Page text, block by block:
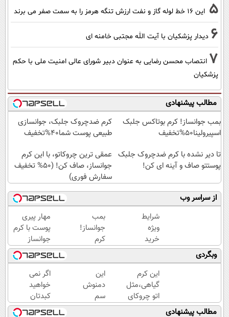
5 این 16 خط لوله گاز و نفت ارزش تنگه هرمز را به سمت صفر می برند
6 دیدار پزشکیان با آیت الله مجتبی خامنه ای
7 انتصاب محسن رضایی به عنوان دبیر شورای عالی امنیت ملی با حکم
پزشکیان
مطالب پیشنهادی
بمب جوانساز! کرم بوتاکس جلبک
اسپیرولینا50%تخفیف
کرم ضدچروک جلبک، جوانسازی
طبیعی پوست شما40%تخفیف
تا دیر نشده با کرم ضدچروک جلبک
پوستتو صاف و آینه ای کن!
عمقی ترین چروکاتو، با این کرم
جوانساز، صاف کن! (50% تخفیف
سفارش فوری)
از سراسر وب
شرایط
ویژه
خرید
کرم
بوتاکس
گیاهی
تا پایان
امشب!
بمب
جوانساز!
کرم
بوتاکس
جلبک
اسپیرولینا50%تخفیف
مهار پیری
پوست با کرم
جوانساز
پوست
آلمانی(تخفیف
ویژه تا
امشب)
وبگردی
این کرم
گیاهی،مثل
اتو چروکای
پوستتوصاف
این
دمنوش
سم
زدا،
اگر نمی
خواهید
کبدتان
چرب
مطالب پیشنهادی